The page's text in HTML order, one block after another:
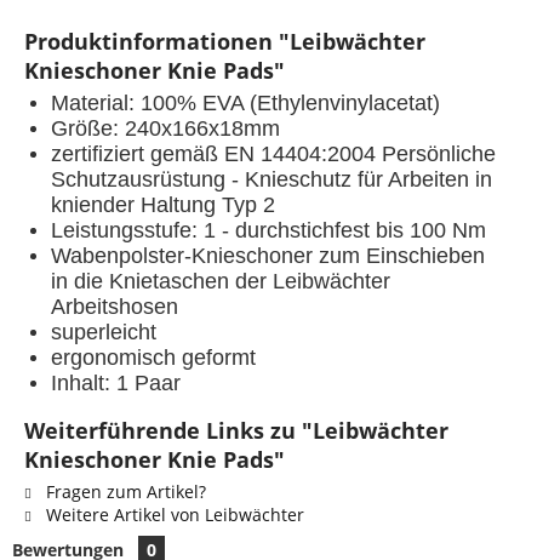
Produktinformationen "Leibwächter
Knieschoner Knie Pads"
Material: 100% EVA (Ethylenvinylacetat)
Größe: 240x166x18mm
zertifiziert gemäß EN 14404:2004 Persönliche
Schutzausrüstung - Knieschutz für Arbeiten in
kniender Haltung Typ 2
Leistungsstufe: 1 - durchstichfest bis 100 Nm
Wabenpolster-Knieschoner zum Einschieben
in die Knietaschen der Leibwächter
Arbeitshosen
superleicht
ergonomisch geformt
Inhalt: 1 Paar
Weiterführende Links zu "Leibwächter
Knieschoner Knie Pads"
Fragen zum Artikel?
Weitere Artikel von Leibwächter
Bewertungen
0